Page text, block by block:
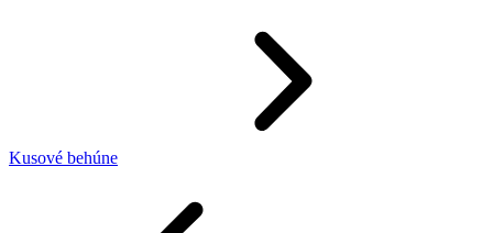
Kusové behúne